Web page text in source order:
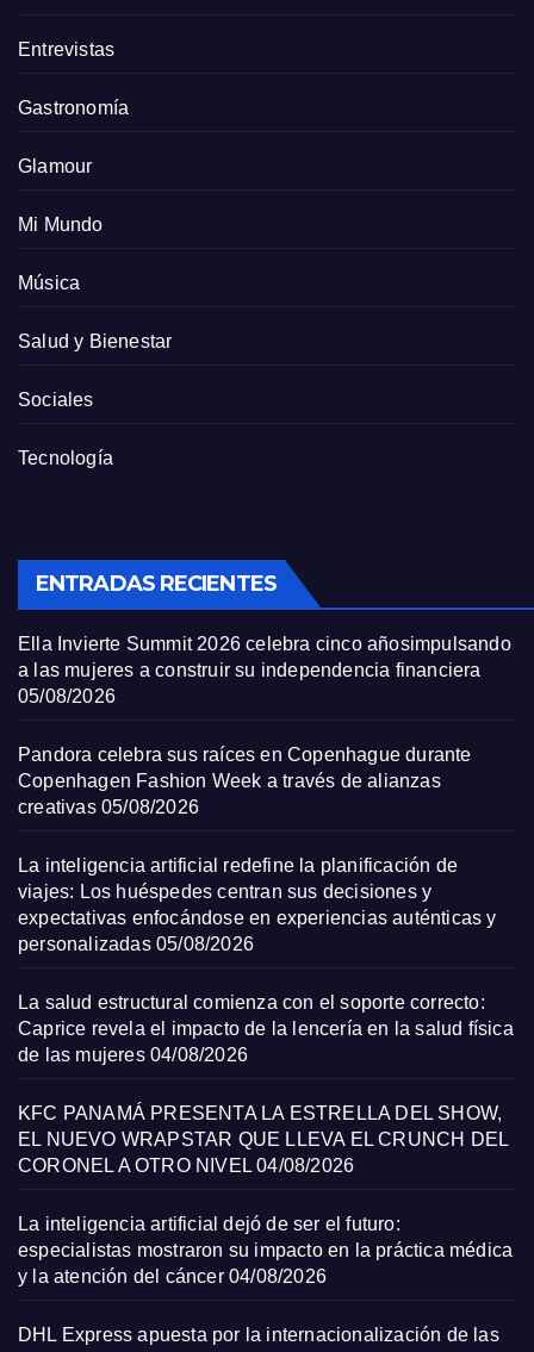
Entrevistas
Gastronomía
Glamour
Mi Mundo
Música
Salud y Bienestar
Sociales
Tecnología
ENTRADAS RECIENTES
Ella Invierte Summit 2026 celebra cinco añosimpulsando
a las mujeres a construir su independencia financiera
05/08/2026
Pandora celebra sus raíces en Copenhague durante
Copenhagen Fashion Week a través de alianzas
creativas 05/08/2026
La inteligencia artificial redefine la planificación de
viajes: Los huéspedes centran sus decisiones y
expectativas enfocándose en experiencias auténticas y
personalizadas 05/08/2026
La salud estructural comienza con el soporte correcto:
Caprice revela el impacto de la lencería en la salud física
de las mujeres 04/08/2026
KFC PANAMÁ PRESENTA LA ESTRELLA DEL SHOW,
EL NUEVO WRAPSTAR QUE LLEVA EL CRUNCH DEL
CORONEL A OTRO NIVEL 04/08/2026
La inteligencia artificial dejó de ser el futuro:
especialistas mostraron su impacto en la práctica médica
y la atención del cáncer 04/08/2026
DHL Express apuesta por la internacionalización de las